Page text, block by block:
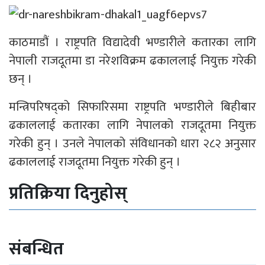
काठमाडौं । राष्ट्रपति​ विद्यादेवी भण्डारीले कतारका लागि
नेपाली राजदूतमा डा नरेशविक्रम ढकाललाई नियुक्त गरेकी
छन् ।
मन्त्रिपरिषद्को सिफारिसमा राष्ट्रपति भण्डारीले बिहीबार
ढकाललाई कतारका लागि नेपालको राजदूतमा नियुक्त
गरेकी हुन् । उनले नेपालको संविधानको धारा २८२ अनुसार
ढकाललाई राजदूतमा नियुक्त गरेकी हुन् ।
प्रतिक्रिया दिनुहोस्
संबन्धित